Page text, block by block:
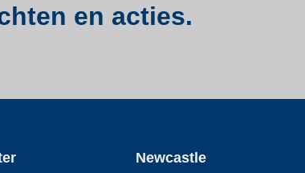
en acties.
Newcastle